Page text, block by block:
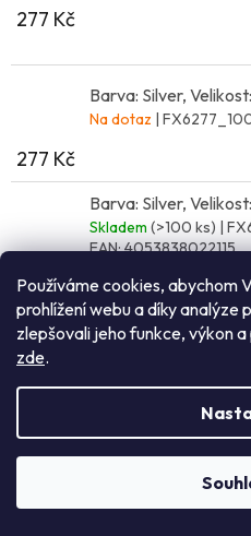
Používáme cookies, abychom
prohlížení webu a díky analýze
zlepšovali jeho funkce, výkon
zde.
277 Kč
Barva: Silver,
Na dotaz |
277 Kč
Barva: Silver,
Skladem (>100 ks) |
EAN:4053838022115
277 Kč
Skladem(>100 ks)|
4053838022108
277 Kč
NEZÁVAZNÁ POPTÁVKA